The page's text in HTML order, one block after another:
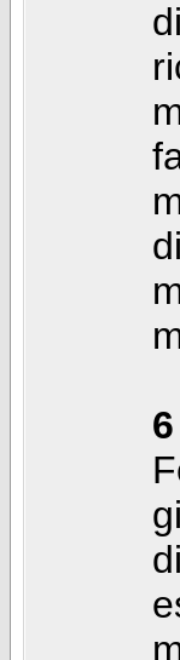
6